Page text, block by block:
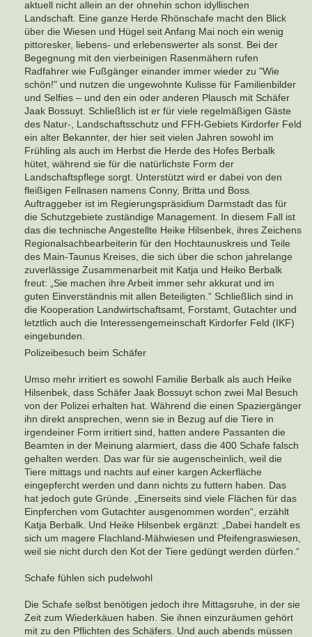
aktuell nicht allein an der ohnehin schon idyllischen
Landschaft. Eine ganze Herde Rhönschafe macht den Blick
über die Wiesen und Hügel seit Anfang Mai noch ein wenig
pittoresker, liebens- und erlebenswerter als sonst. Bei der
Begegnung mit den vierbeinigen Rasenmähern rufen
Radfahrer wie Fußgänger einander immer wieder zu "Wie
schön!" und nutzen die ungewohnte Kulisse für Familienbilder
und Selfies – und den ein oder anderen Plausch mit Schäfer
Jaak Bossuyt. Schließlich ist er für viele regelmäßigen Gäste
des Natur-, Landschaftsschutz und FFH-Gebiets Kirdorfer Feld
ein alter Bekannter, der hier seit vielen Jahren sowohl im
Frühling als auch im Herbst die Herde des Hofes Berbalk
hütet, während sie für die natürlichste Form der
Landschaftspflege sorgt. Unterstützt wird er dabei von den
fleißigen Fellnasen namens Conny, Britta und Boss.
Auftraggeber ist im Regierungspräsidium Darmstadt das für
die Schutzgebiete zuständige Management. In diesem Fall ist
das die technische Angestellte Heike Hilsenbek, ihres Zeichens
Regionalsachbearbeiterin für den Hochtaunuskreis und Teile
des Main-Taunus Kreises, die sich über die schon jahrelange
zuverlässige Zusammenarbeit mit Katja und Heiko Berbalk
freut: „Sie machen ihre Arbeit immer sehr akkurat und im
guten Einverständnis mit allen Beteiligten.“ Schließlich sind in
die Kooperation Landwirtschaftsamt, Forstamt, Gutachter und
letztlich auch die Interessengemeinschaft Kirdorfer Feld (IKF)
eingebunden.
Polizeibesuch beim Schäfer
Umso mehr irritiert es sowohl Familie Berbalk als auch Heike
Hilsenbek, dass Schäfer Jaak Bossuyt schon zwei Mal Besuch
von der Polizei erhalten hat. Während die einen Spaziergänger
ihn direkt ansprechen, wenn sie in Bezug auf die Tiere in
irgendeiner Form irritiert sind, hatten andere Passanten die
Beamten in der Meinung alarmiert, dass die 400 Schafe falsch
gehalten werden. Das war für sie augenscheinlich, weil die
Tiere mittags und nachts auf einer kargen Ackerfläche
eingepfercht werden und dann nichts zu futtern haben. Das
hat jedoch gute Gründe. „Einerseits sind viele Flächen für das
Einpferchen vom Gutachter ausgenommen worden“, erzählt
Katja Berbalk. Und Heike Hilsenbek ergänzt: „Dabei handelt es
sich um magere Flachland-Mähwiesen und Pfeifengraswiesen,
weil sie nicht durch den Kot der Tiere gedüngt werden dürfen.“
Schafe fühlen sich pudelwohl
Die Schafe selbst benötigen jedoch ihre Mittagsruhe, in der sie
Zeit zum Wiederkäuen haben. Sie ihnen einzuräumen gehört
mit zu den Pflichten des Schäfers. Und auch abends müssen